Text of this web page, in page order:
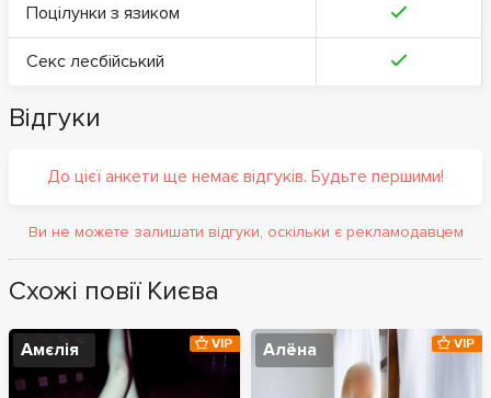
Поцілунки з язиком
Секс лесбійський
Відгуки
До цієї анкети ще немає відгуків. Будьте першими!
Ви не можете залишати відгуки, оскільки є рекламодавцем
Схожі повії Києва
Амєлія VIP Алёна VIP